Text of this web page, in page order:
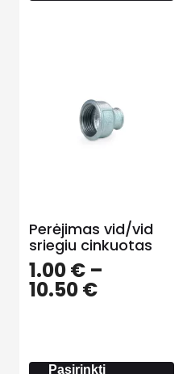
Perėjimas vid/vid
sriegiu cinkuotas
1.00€ –
10.50€Price
10.50 €
Pasirinkti